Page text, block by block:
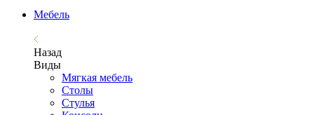
Мебель
Назад
Виды
Мягкая мебель
Столы
Стулья